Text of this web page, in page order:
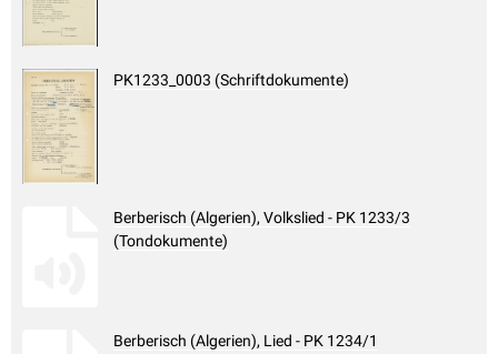
PK1233_0003 (Schriftdokumente)
Berberisch (Algerien), Volkslied - PK 1233/3
(Tondokumente)
Berberisch (Algerien), Lied - PK 1234/1